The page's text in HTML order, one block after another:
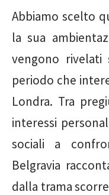
Abbiamo scelto
la sua
vengono
periodo che
Londra. Tra
interessi
sociali a
Belgravia
dalla trama